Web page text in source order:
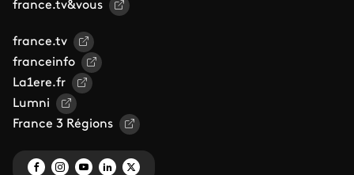
france.tv&vous
france.tv
franceinfo
La1ere.fr
Lumni
France 3 Régions